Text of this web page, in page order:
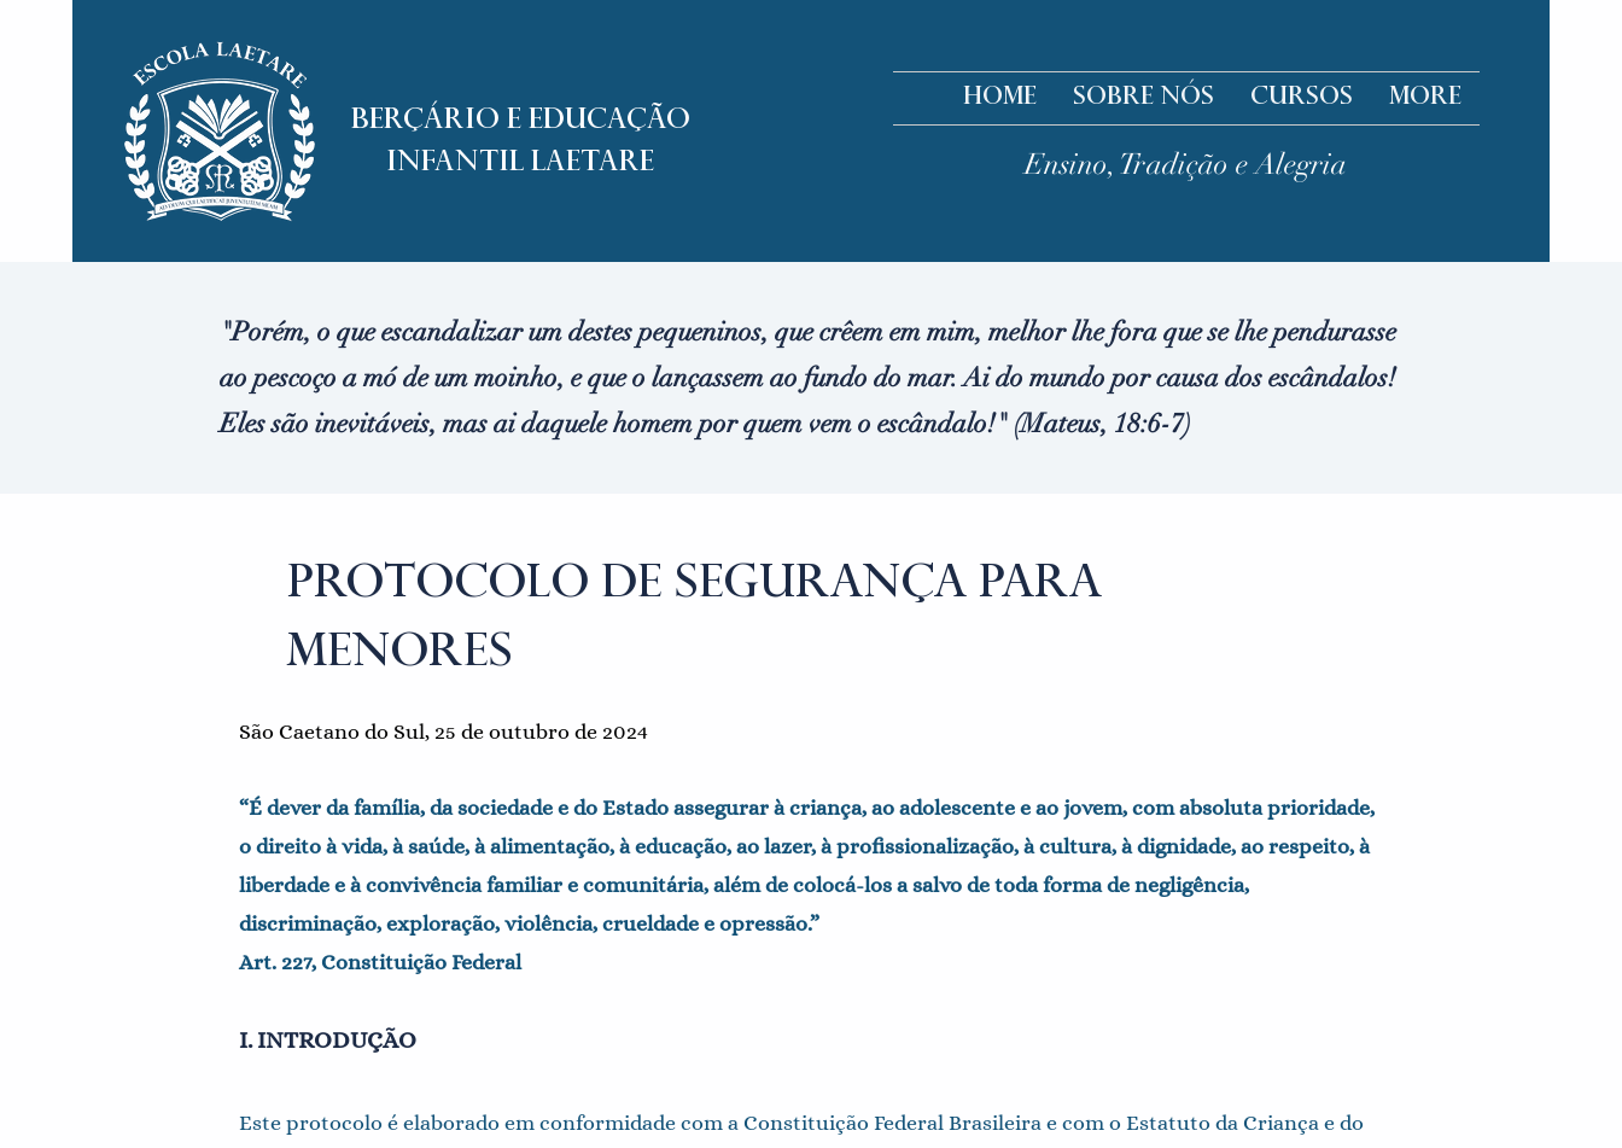
Berçário e Educação
Infantil Laetare
Home Sobre nós Cursos More
Ensino, Tradição e Alegria
"Porém, o que escandalizar um destes pequeninos, que crêem em mim, melhor lhe fora que se lhe pendurasse
ao pescoço a mó de um moinho, e que o lançassem ao fundo do mar. Ai do mundo por causa dos escândalos!
Eles são inevitáveis, mas ai daquele homem por quem vem o escândalo!" (Mateus, 18:6-7)
PROTOCOLO DE SEGURANÇA PARA
MENORES
São Caetano do Sul, 25 de outubro de 2024
“É dever da família, da sociedade e do Estado assegurar à criança, ao adolescente e ao jovem, com absoluta prioridade,
o direito à vida, à saúde, à alimentação, à educação, ao lazer, à profissionalização, à cultura, à dignidade, ao respeito, à
liberdade e à convivência familiar e comunitária, além de colocá-los a salvo de toda forma de negligência,
discriminação, exploração, violência, crueldade e opressão.”
Art. 227, Constituição Federal
I. INTRODUÇÃO
Este protocolo é elaborado em conformidade com a Constituição Federal Brasileira e com o Estatuto da Criança e do